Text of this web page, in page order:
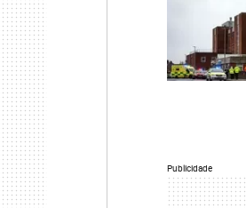
Publicidade